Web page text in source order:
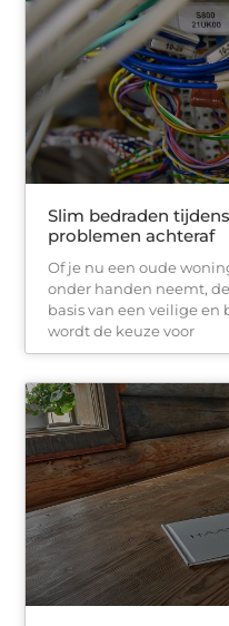
Slim bedraden
problemen achteraf
Of je nu een oude
onder handen neemt,
basis van een veilige en
wordt de keuze voor